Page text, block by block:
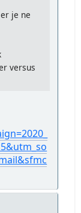
je ne
versus